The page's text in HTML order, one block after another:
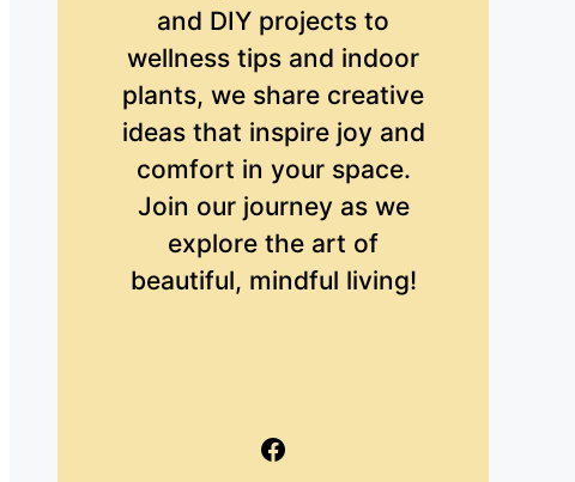
and DIY projects to
wellness tips and indoor
plants, we share creative
ideas that inspire joy and
comfort in your space.
Join our journey as we
explore the art of
beautiful, mindful living!
Facebook